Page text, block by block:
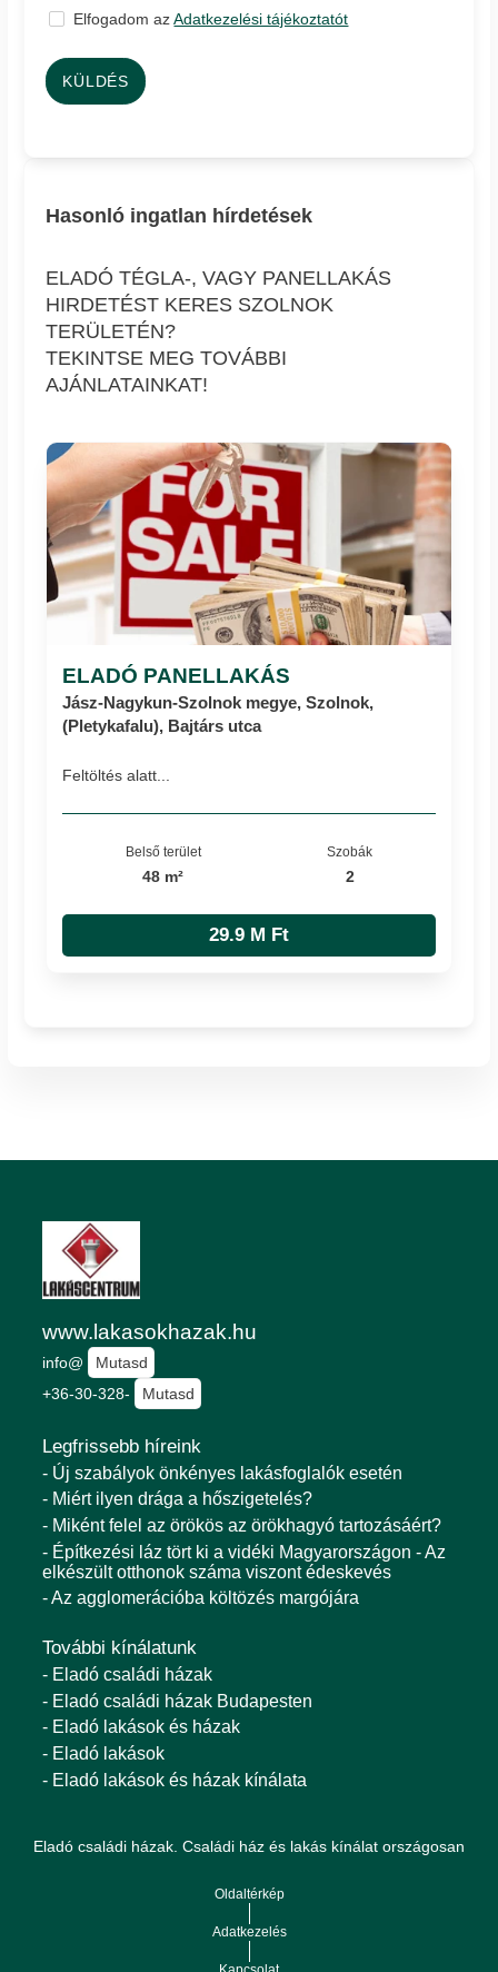
Elfogadom azAdatkezelési tájékoztatót
KÜLDÉS
Hasonló ingatlan hírdetések
ELADÓ TÉGLA-, VAGY PANELLAKÁS
HIRDETÉST KERES SZOLNOK
TERÜLETÉN?
TEKINTSE MEG TOVÁBBI
AJÁNLATAINKAT!
ELADÓ PANELLAKÁS
Jász-Nagykun-Szolnok megye, Szolnok,
(Pletykafalu), Bajtárs utca
Feltöltés alatt...
Belső terület
48 m²
Szobák
2
29.9 M Ft
www.lakasokhazak.hu
info@
Mutasd
+36-30-328-
Mutasd
Legfrissebb híreink
- Új szabályok önkényes lakásfoglalók esetén
- Miért ilyen drága a hőszigetelés?
- Miként felel az örökös az örökhagyó tartozásáért?
- Építkezési láz tört ki a vidéki Magyarországon - Az
elkészült otthonok száma viszont édeskevés
- Az agglomerációba költözés margójára
További kínálatunk
- Eladó családi házak
- Eladó családi házak Budapesten
- Eladó lakások és házak
- Eladó lakások
- Eladó lakások és házak kínálata
Eladó családi házak. Családi ház és lakás kínálat országosan
Oldaltérkép
Adatkezelés